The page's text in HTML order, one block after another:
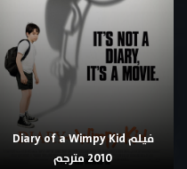
فيلم Diary of a Wimpy Kid
2010 مترجم